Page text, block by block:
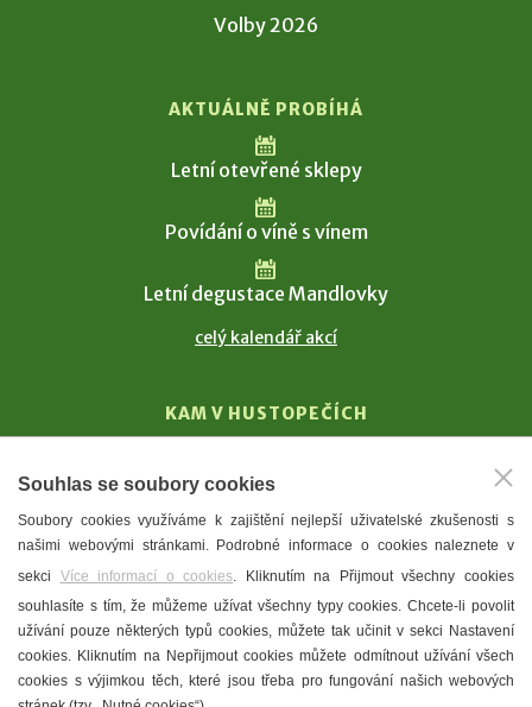
Volby 2026
AKTUÁLNĚ PROBÍHÁ
Letní otevřené sklepy
Povídání o víně s vínem
Letní degustace Mandlovky
celý kalendář akcí
KAM V HUSTOPEČÍCH
T. G. Masaryk
Mandloně
Ubytování
Restaurace
Městské muzeum a galerie
Denní meníčka
Souhlas se soubory cookies
Soubory cookies využíváme k zajištění nejlepší uživatelské zkušenosti s
našimi webovými stránkami. Podrobné informace o cookies naleznete v
sekci Více informací o cookies. Kliknutím na Přijmout všechny cookies
souhlasíte s tím, že můžeme užívat všechny typy cookies. Chcete-li povolit
užívání pouze některých typů cookies, můžete tak učinit v sekci Nastavení
cookies. Kliknutím na Nepřijmout cookies můžete odmítnout užívání všech
cookies s výjimkou těch, které jsou třeba pro fungování našich webových